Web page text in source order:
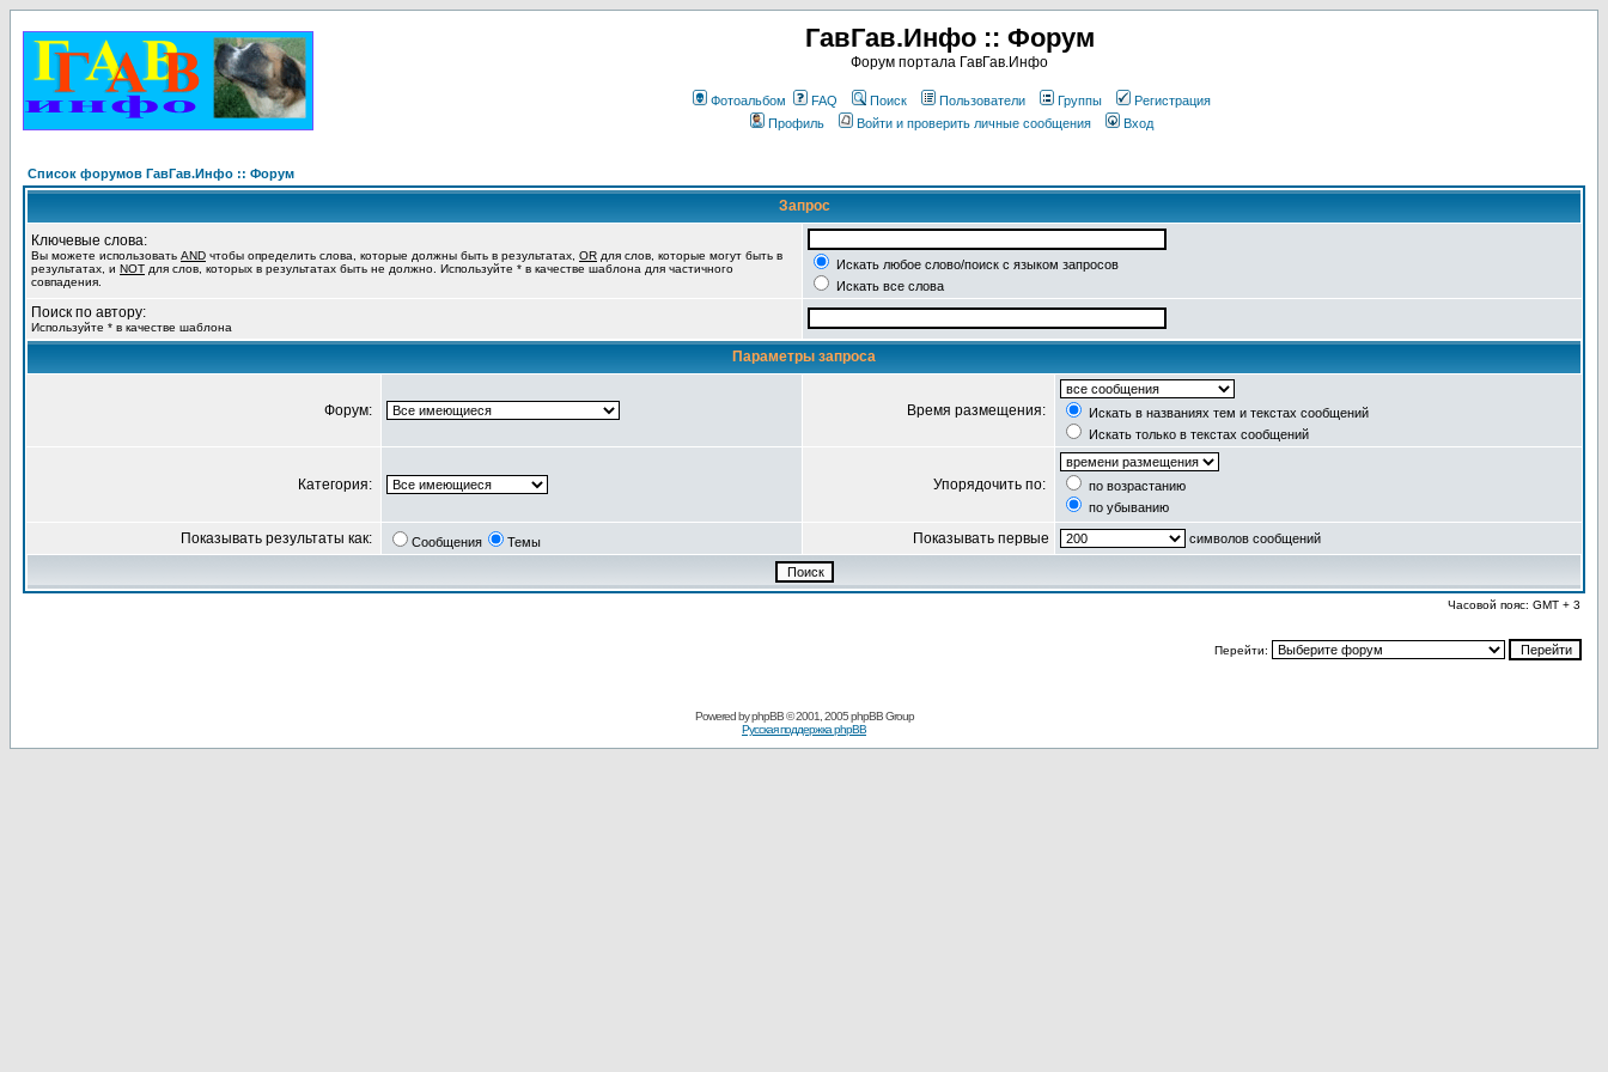
ГавГав.Инфо :: Форум
Форум портала ГавГав.Инфо
Фотоальбом FAQ Поиск Пользователи Группы
Регистрация
Профиль
Войти и проверить личные сообщения Вход
Список форумов ГавГав.Инфо :: Форум
Запрос
Ключевые слова:
Вы можете использовать AND чтобы определить слова, которые должны быть в результатах, OR для слов, которые могут быть в
результатах, и NOT для слов, которых в результатах быть не должно. Используйте * в качестве шаблона для частичного
совпадения.
Искать любое слово/поиск с языком запросов
Искать все слова
Поиск по автору:
Используйте * в качестве шаблона
Параметры запроса
Форум: Время размещения:
Искать в названиях тем и текстах сообщений
Искать только в текстах сообщений
Категория: Упорядочить по:
по возрастанию
по убыванию
Показывать результаты как: Сообщения Темы Показывать первые символов сообщений
Часовой пояс: GMT + 3
Перейти:
Powered byphpBB© 2001, 2005 phpBB Group
Русская поддержка phpBB